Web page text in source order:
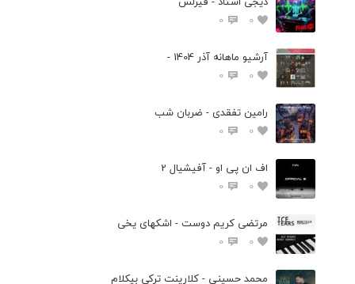
0
0
آرشیو ماهانه آذر 1404 -
0
0
رامین تفقدی - ضربان شب
0
0
اف ان پی او - آفیشیال 2
0
0
مرتضی کریم دوست - اشکهای یخی
0
0
محمد حسینی - کلارینت ترکی بیکلام